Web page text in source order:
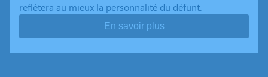
reflétera au mieux la personnalité du défunt.
En savoir plus